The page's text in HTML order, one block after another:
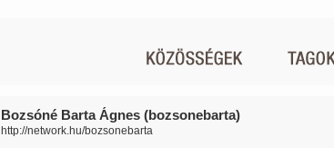
Bozsóné Barta Ágnes (bozsonebarta)
http://network.hu/bozsonebarta